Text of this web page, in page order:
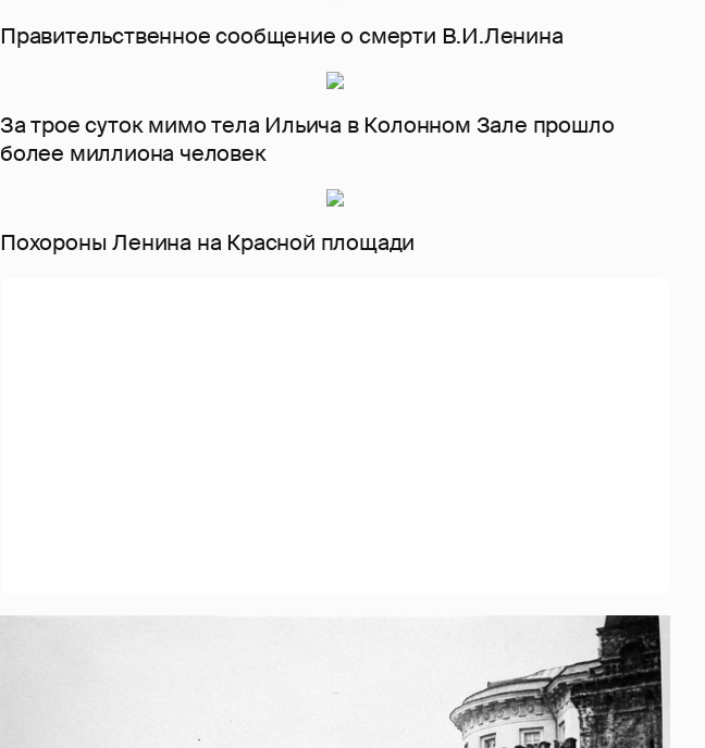
Правительственное сообщение о смерти В.И.Ленина
За трое суток мимо тела Ильича в Колонном Зале прошло
более миллиона человек
Похороны Ленина на Красной площади